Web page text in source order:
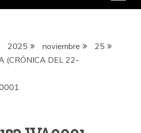
2025 noviembre
25
(CRÓNICA DEL 22-